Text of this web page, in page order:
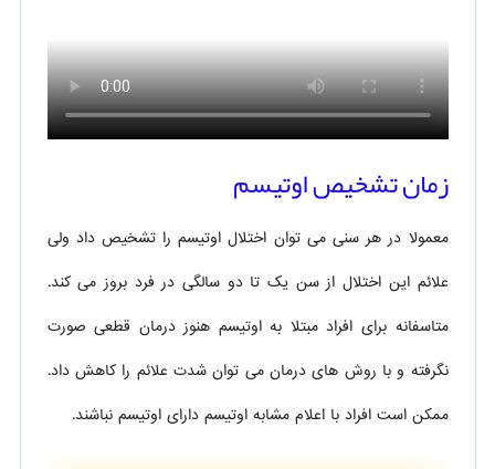
زمان تشخیص اوتیسم
معمولا در هر سنی می توان اختلال اوتیسم را تشخیص داد ولی
علائم این اختلال از سن یک تا دو سالگی در فرد بروز می کند.
متاسفانه برای افراد مبتلا به اوتیسم هنوز درمان قطعی صورت
نگرفته و با روش های درمان می توان شدت علائم را کاهش داد.
ممکن است افراد با اعلام مشابه اوتیسم دارای اوتیسم نباشند.